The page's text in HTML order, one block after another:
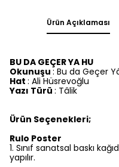
Ürün Açıklaması
BU DA GEÇER YA HU
Okunuşu : Bu da Geçer
Hat : Ali Hüsrevoğlu
Yazı Türü : Tâlik
Ürün Seçenekleri;
Rulo Poster
1.⁠ ⁠Sınıf sanatsal baskı
yapılır.